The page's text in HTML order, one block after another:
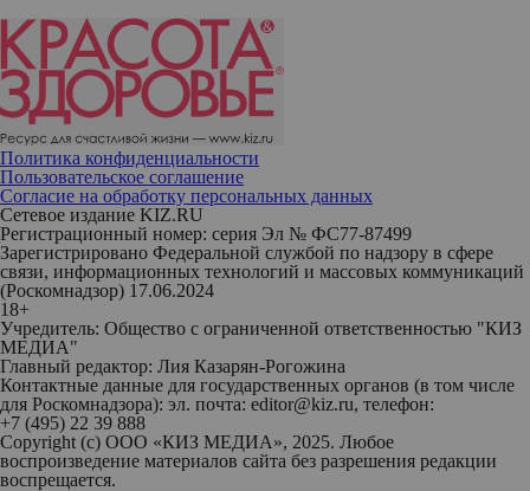
Политика конфиденциальности
Пользовательское соглашение
Согласие на обработку персональных данных
Сетевое издание KIZ.RU
Регистрационный номер: серия Эл № ФС77-87499
Зарегистрировано Федеральной службой по надзору в сфере
связи, информационных технологий и массовых коммуникаций
(Роскомнадзор) 17.06.2024
18+
Учредитель: Общество с ограниченной ответственностью "КИЗ
МЕДИА"
Главный редактор: Лия Казарян-Рогожина
Контактные данные для государственных органов (в том числе
для Роскомнадзора): эл. почта: editor@kiz.ru, телефон:
+7 (495) 22 39 888
Copyright (с) ООО «КИЗ МЕДИА», 2025. Любое
воспроизведение материалов сайта без разрешения редакции
воспрещается.